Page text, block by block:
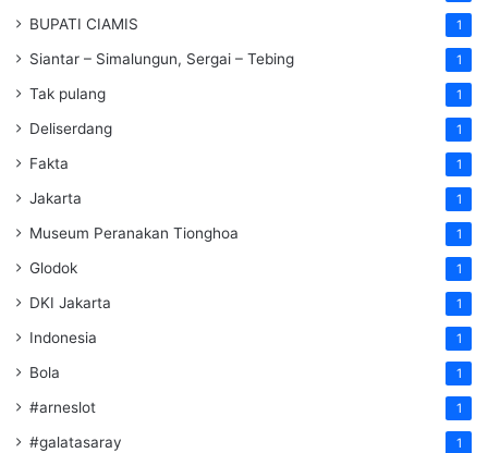
BUPATI CIAMIS 1
Siantar – Simalungun, Sergai – Tebing 1
Tak pulang 1
Deliserdang 1
Fakta 1
Jakarta 1
Museum Peranakan Tionghoa 1
Glodok 1
DKI Jakarta 1
Indonesia 1
Bola 1
#arneslot 1
#galatasaray 1